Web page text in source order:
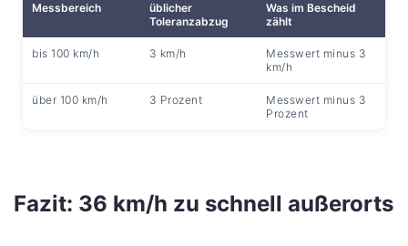
Messbereich
üblicher
Toleranzabzug
Was im Bescheid
zählt
bis 100 km/h 3 km/h
Messwert minus 3
km/h
über 100 km/h 3 Prozent
Messwert minus 3
Prozent
Fazit: 36 km/h zu schnell außerorts